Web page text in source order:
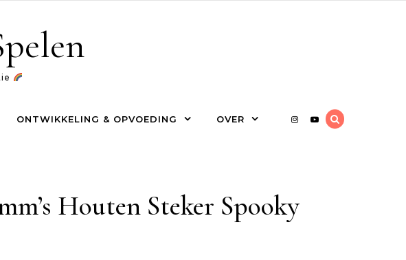
ONTWIKKELING & OPVOEDING OVER
Houten Steker Spooky